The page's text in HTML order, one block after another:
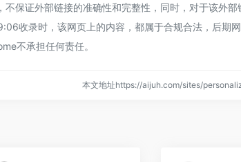
保证外部链接的准确性和完整性，同时，对于该外部
收录时，该网页上的内容，都属于合规合法，后期
不承担任何责任。
本文地址https://aijuh.com/sites/